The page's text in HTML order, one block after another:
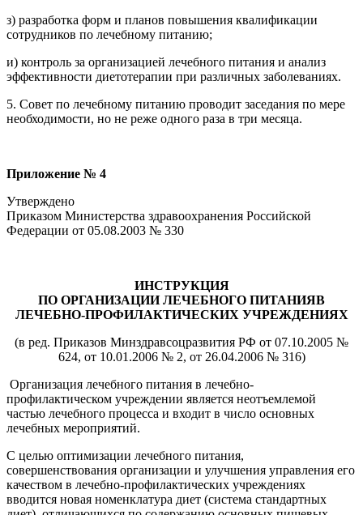
з) разработка форм и планов повышения квалификации
сотрудников по лечебному питанию;
и) контроль за организацией лечебного питания и анализ
эффективности диетотерапии при различных заболеваниях.
5. Совет по лечебному питанию проводит заседания по мере
необходимости, но не реже одного раза в три месяца.
Приложение № 4
Утверждено
Приказом Министерства здравоохранения Российской
Федерации от 05.08.2003 № 330
ИНСТРУКЦИЯ
ПО ОРГАНИЗАЦИИ ЛЕЧЕБНОГО ПИТАНИЯВ
ЛЕЧЕБНО-ПРОФИЛАКТИЧЕСКИХ УЧРЕЖДЕНИЯХ
(в ред. Приказов Минздравсоцразвития РФ от 07.10.2005 №
624, от 10.01.2006 № 2, от 26.04.2006 № 316)
Организация лечебного питания в лечебно-
профилактическом учреждении является неотъемлемой
частью лечебного процесса и входит в число основных
лечебных мероприятий.
С целью оптимизации лечебного питания,
совершенствования организации и улучшения управления его
качеством в лечебно-профилактических учреждениях
вводится новая номенклатура диет (система стандартных